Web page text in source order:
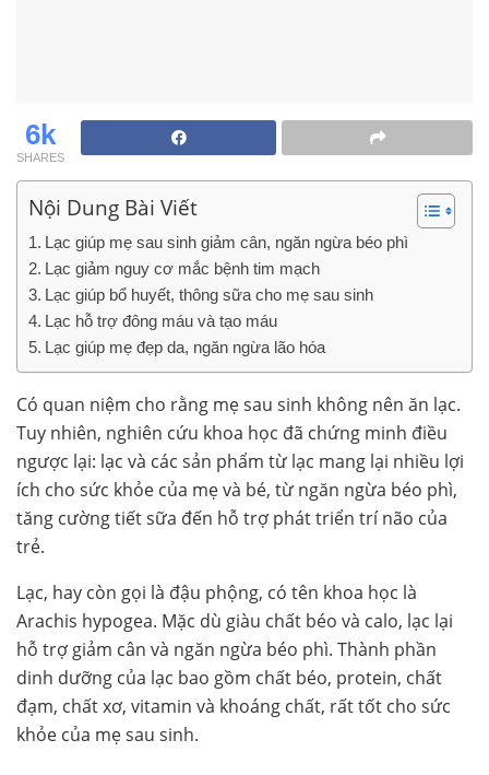
6k
SHARES
Nội Dung Bài Viết
Lạc giúp mẹ sau sinh giảm cân, ngăn ngừa béo phì
Lạc giảm nguy cơ mắc bệnh tim mạch
Lạc giúp bổ huyết, thông sữa cho mẹ sau sinh
Lạc hỗ trợ đông máu và tạo máu
Lạc giúp mẹ đẹp da, ngăn ngừa lão hóa
Có quan niệm cho rằng mẹ sau sinh không nên ăn lạc.
Tuy nhiên, nghiên cứu khoa học đã chứng minh điều
ngược lại: lạc và các sản phẩm từ lạc mang lại nhiều lợi
ích cho sức khỏe của mẹ và bé, từ ngăn ngừa béo phì,
tăng cường tiết sữa đến hỗ trợ phát triển trí não của
trẻ.
Lạc, hay còn gọi là đậu phộng, có tên khoa học là
Arachis hypogea. Mặc dù giàu chất béo và calo, lạc lại
hỗ trợ giảm cân và ngăn ngừa béo phì. Thành phần
dinh dưỡng của lạc bao gồm chất béo, protein, chất
đạm, chất xơ, vitamin và khoáng chất, rất tốt cho sức
khỏe của mẹ sau sinh.